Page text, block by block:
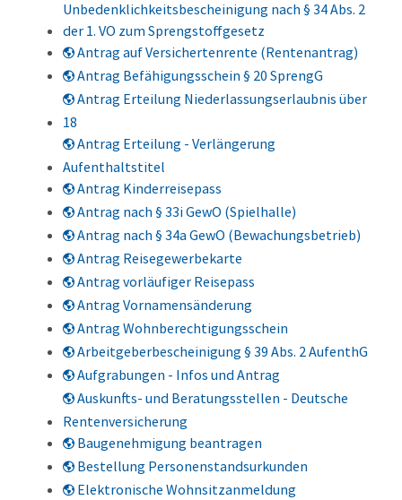
Unbedenklichkeitsbescheinigung nach § 34 Abs. 2
der 1. VO zum Sprengstoffgesetz
Antrag auf Versichertenrente (Rentenantrag)
Antrag Befähigungsschein § 20 SprengG
Antrag Erteilung Niederlassungserlaubnis über
18
Antrag Erteilung - Verlängerung
Aufenthaltstitel
Antrag Kinderreisepass
Antrag nach § 33i GewO (Spielhalle)
Antrag nach § 34a GewO (Bewachungsbetrieb)
Antrag Reisegewerbekarte
Antrag vorläufiger Reisepass
Antrag Vornamensänderung
Antrag Wohnberechtigungsschein
Arbeitgeberbescheinigung § 39 Abs. 2 AufenthG
Aufgrabungen - Infos und Antrag
Auskunfts- und Beratungsstellen - Deutsche
Rentenversicherung
Baugenehmigung beantragen
Bestellung Personenstandsurkunden
Elektronische Wohnsitzanmeldung